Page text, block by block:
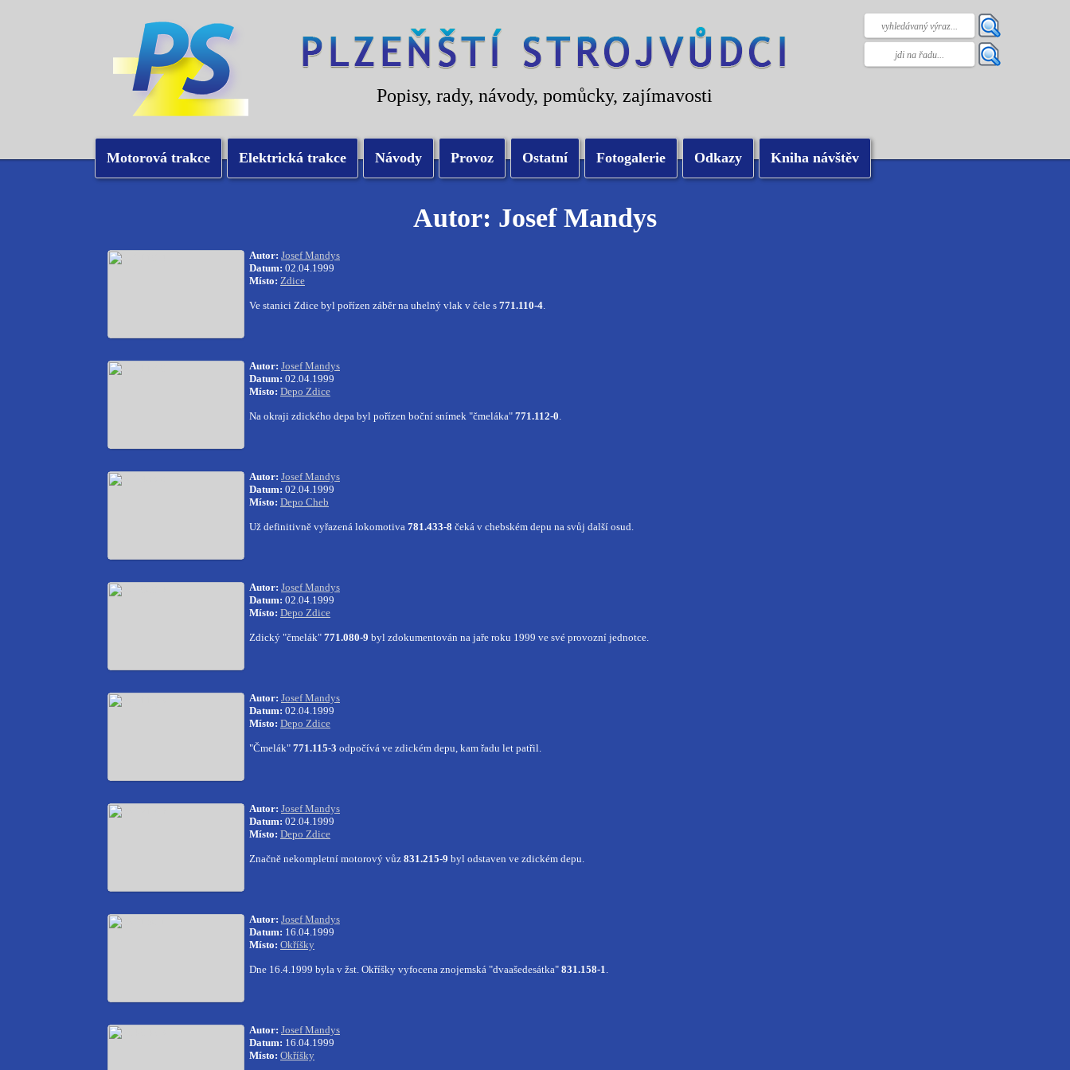
Popisy, rady, návody, pomůcky, zajímavosti
Motorová trakce Elektrická trakce Návody Provoz Ostatní Fotogalerie Odkazy Kniha návštěv
Autor: Josef Mandys
Autor: Josef Mandys
Datum: 02.04.1999
Místo: Zdice
Ve stanici Zdice byl pořízen záběr na uhelný vlak v čele s 771.110-4.
Autor: Josef Mandys
Datum: 02.04.1999
Místo: Depo Zdice
Na okraji zdického depa byl pořízen boční snímek "čmeláka" 771.112-0.
Autor: Josef Mandys
Datum: 02.04.1999
Místo: Depo Cheb
Už definitivně vyřazená lokomotiva 781.433-8 čeká v chebském depu na svůj další osud.
Autor: Josef Mandys
Datum: 02.04.1999
Místo: Depo Zdice
Zdický "čmelák" 771.080-9 byl zdokumentován na jaře roku 1999 ve své provozní jednotce.
Autor: Josef Mandys
Datum: 02.04.1999
Místo: Depo Zdice
"Čmelák" 771.115-3 odpočívá ve zdickém depu, kam řadu let patřil.
Autor: Josef Mandys
Datum: 02.04.1999
Místo: Depo Zdice
Značně nekompletní motorový vůz 831.215-9 byl odstaven ve zdickém depu.
Autor: Josef Mandys
Datum: 16.04.1999
Místo: Okříšky
Dne 16.4.1999 byla v žst. Okříšky vyfocena znojemská "dvaašedesátka" 831.158-1.
Autor: Josef Mandys
Datum: 16.04.1999
Místo: Okříšky